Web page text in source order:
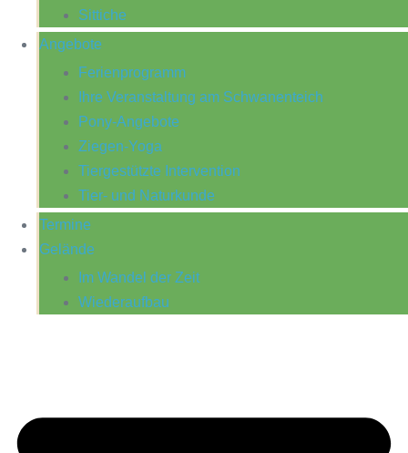
Sittiche
Angebote
Ferienprogramm
Ihre Veranstaltung am Schwanenteich
Pony-Angebote
Ziegen-Yoga
Tiergestützte Intervention
Tier- und Naturkunde
Termine
Gelände
Im Wandel der Zeit
Wiederaufbau